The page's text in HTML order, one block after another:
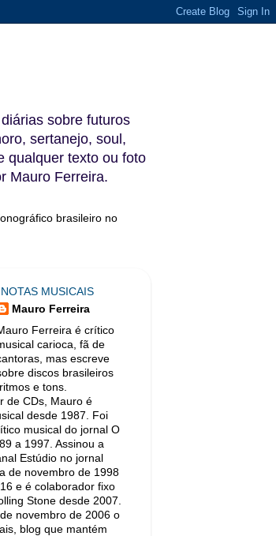
sobre futuros
sertanejo, soul,
qualquer texto ou foto
Mauro Ferreira.
brasileiro no
MUSICAIS
Mauro Ferreira
Ferreira é crítico
carioca, fã de
mas escreve
discos brasileiros
e tons.
de CDs, Mauro é
desde 1987. Foi
musical do jornal O
a 1997. Assinou a
Estúdio no jornal
de novembro de 1998
e é colaborador fixo
Stone desde 2007.
novembro de 2006 o
blog que mantém